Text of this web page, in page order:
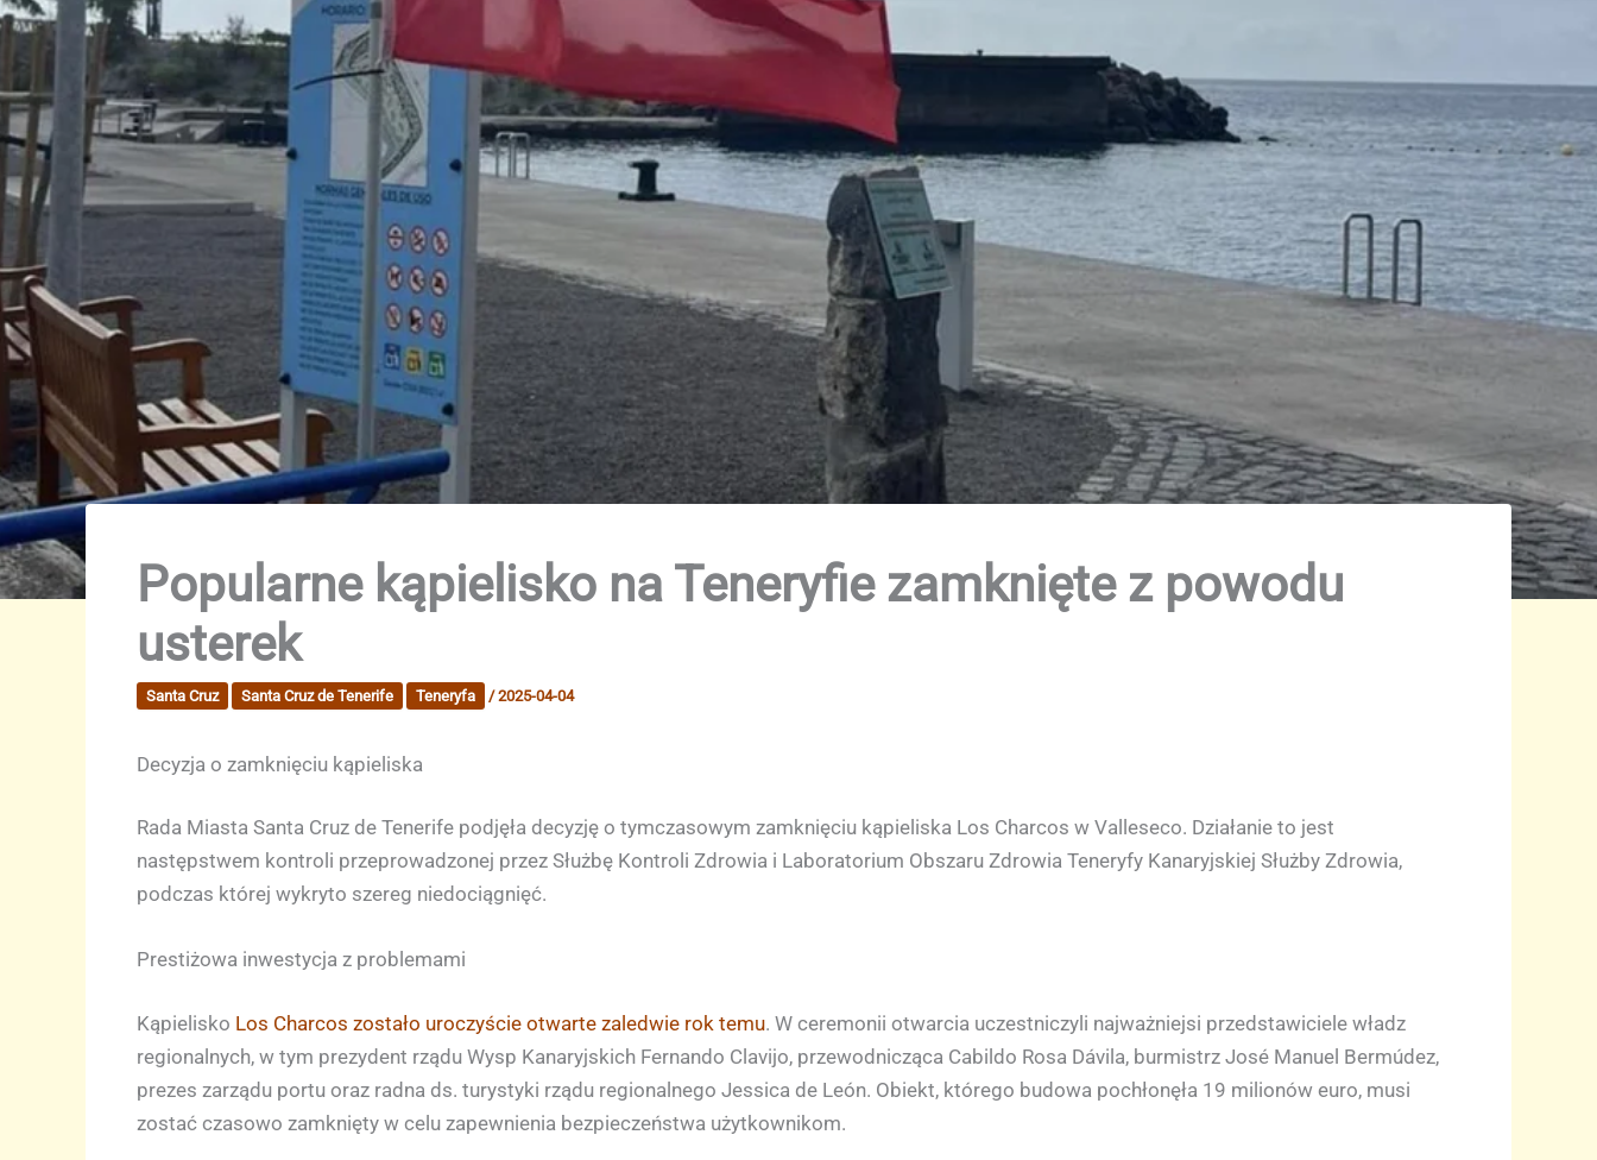
Popularne kąpielisko na Teneryfie zamknięte z powodu
usterek
Santa Cruz Santa Cruz de Tenerife Teneryfa /2025-04-04
Decyzja o zamknięciu kąpieliska
Rada Miasta Santa Cruz de Tenerife podjęła decyzję o tymczasowym zamknięciu kąpieliska Los Charcos w Valleseco. Działanie to jest
następstwem kontroli przeprowadzonej przez Służbę Kontroli Zdrowia i Laboratorium Obszaru Zdrowia Teneryfy Kanaryjskiej Służby Zdrowia,
podczas której wykryto szereg niedociągnięć.
Prestiżowa inwestycja z problemami
Kąpielisko Los Charcos zostało uroczyście otwarte zaledwie rok temu. W ceremonii otwarcia uczestniczyli najważniejsi przedstawiciele władz
regionalnych, w tym prezydent rządu Wysp Kanaryjskich Fernando Clavijo, przewodnicząca Cabildo Rosa Dávila, burmistrz José Manuel Bermúdez,
prezes zarządu portu oraz radna ds. turystyki rządu regionalnego Jessica de León. Obiekt, którego budowa pochłonęła 19 milionów euro, musi
zostać czasowo zamknięty w celu zapewnienia bezpieczeństwa użytkownikom.